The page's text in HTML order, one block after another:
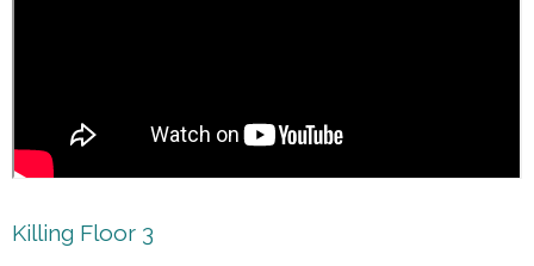
Killing Floor 3